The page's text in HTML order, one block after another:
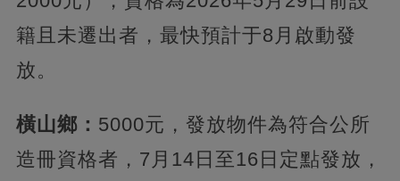
籍且未遷出者，最快預計于8月啟動發
放。
橫山鄉： 5000元，發放物件為符合公所
造冊資格者，7月14日至16日定點發放，